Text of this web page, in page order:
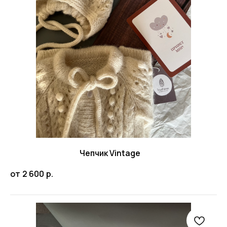
Чепчик Vintage
от 2 600 р.